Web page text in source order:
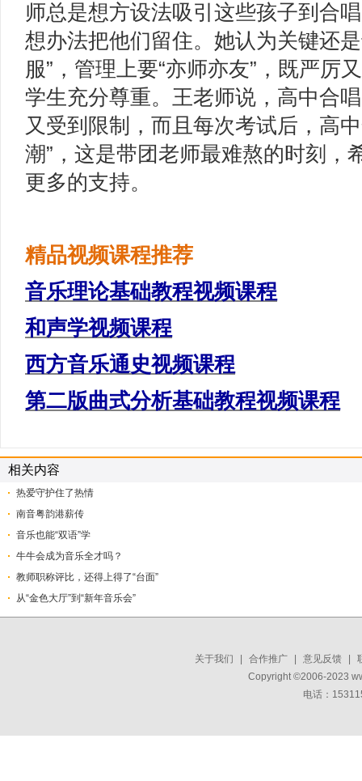
师总是想方设法吸引这些孩子到合
想办法把他们留住。她认为关键还
服”，管理上要“亦师亦友”，既严厉
学生充分尊重。王老师说，高中合
又受到限制，而且每次考试后，高
潮”，这是带团老师最难熬的时刻，
更多的支持。
精品视频课程推荐
音乐理论基础教程视频课程
和声学视频课程
西方音乐通史视频课程
第二版曲式分析基础教程视频课程
相关内容
热爱守护住了热情
南音粤韵港薪传
音乐也能“双语”学
牛牛会成为音乐全才吗？
教师职称评比，还得上得了“台面”
从“金色大厅”到“新年音乐会”
关于我们 合作推广 意见反馈
Copyright ©2006-2023
电话：